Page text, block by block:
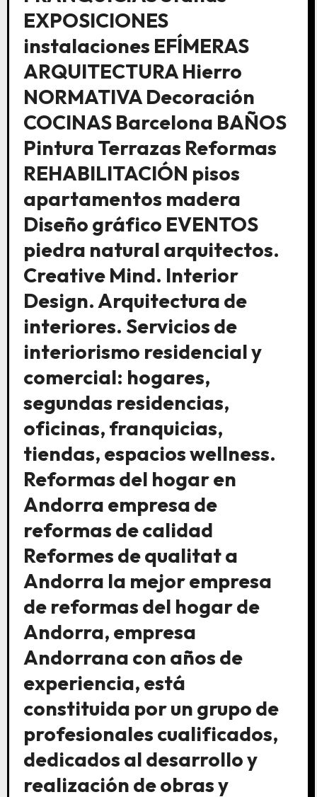
EXPOSICIONES
instalaciones EFÍMERAS
ARQUITECTURA Hierro
NORMATIVA Decoración
COCINAS Barcelona BAÑOS
Pintura Terrazas Reformas
REHABILITACIÓN pisos
apartamentos madera
Diseño gráfico EVENTOS
piedra natural arquitectos.
Creative Mind. Interior
Design. Arquitectura de
interiores. Servicios de
interiorismo residencial y
comercial: hogares,
segundas residencias,
oficinas, franquicias,
tiendas, espacios wellness.
Reformas del hogar en
Andorra empresa de
reformas de calidad
Reformes de qualitat a
Andorra la mejor empresa
de reformas del hogar de
Andorra, empresa
Andorrana con años de
experiencia, está
constituida por un grupo de
profesionales cualificados,
dedicados al desarrollo y
realización de obras y